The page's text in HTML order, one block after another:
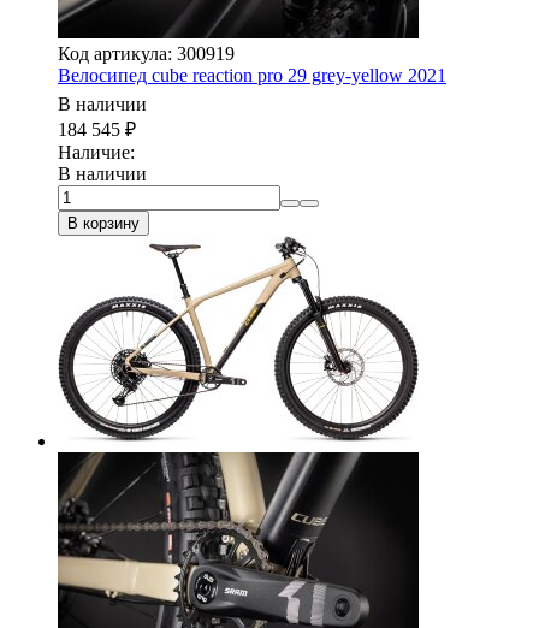
Код артикула: 300919
Велосипед cube reaction pro 29 grey-yellow 2021
В наличии
184 545 ₽
Наличие:
В наличии
В корзину